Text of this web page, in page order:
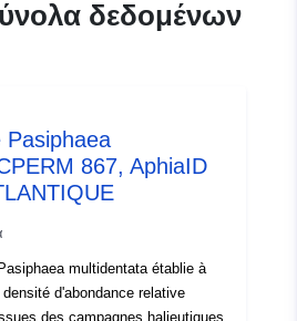
δεδομένων
Pasiphaea
867, AphiaID
multidentata établie à
d'abondance relative
des campagnes halieutiques